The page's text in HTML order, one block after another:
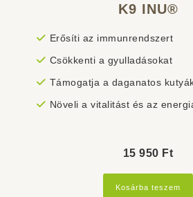
K9 INU®
Erősíti az immunrendszert
Csökkenti a gyulladásokat
Támogatja a daganatos
Növeli a vitalitást és az
15 950 Ft
Kosárba teszem